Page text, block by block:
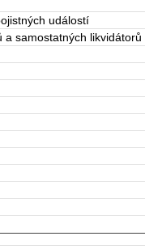
událostí
samostatných